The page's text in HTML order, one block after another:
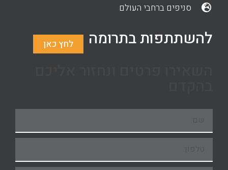
סניפים ברחבי העולם
להשתתפות בתרומה לחץ כאן